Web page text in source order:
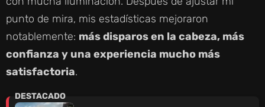
punto de mira, mis estadísticas mejoraron
notablemente: más disparos en la cabeza, más
confianza y una experiencia mucho más
satisfactoria.